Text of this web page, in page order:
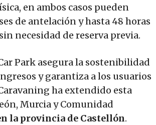
en ambos casos pueden
de antelación y hasta 48 horas
necesidad de reserva previa.
Park asegura la sostenibilidad
y garantiza a los usuarios
ha extendido esta
Murcia y Comunidad
la provincia de Castellón.